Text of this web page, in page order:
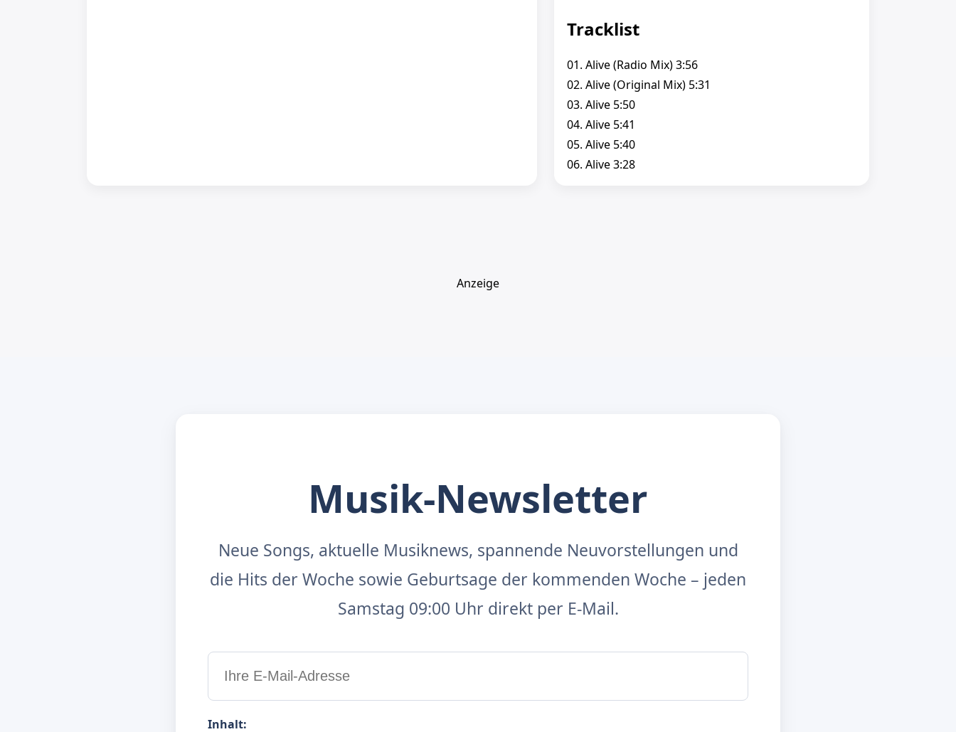
Tracklist
01. Alive (Radio Mix) 3:56
02. Alive (Original Mix) 5:31
03. Alive 5:50
04. Alive 5:41
05. Alive 5:40
06. Alive 3:28
Anzeige
Musik-Newsletter
Neue Songs, aktuelle Musiknews, spannende Neuvorstellungen und
die Hits der Woche sowie Geburtsage der kommenden Woche – jeden
Samstag 09:00 Uhr direkt per E-Mail.
Inhalt: